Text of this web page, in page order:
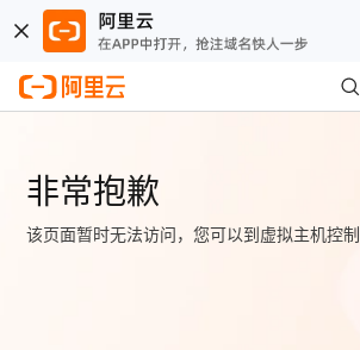
非常抱歉
该页面暂时无法访问，您可以到虚拟主机控